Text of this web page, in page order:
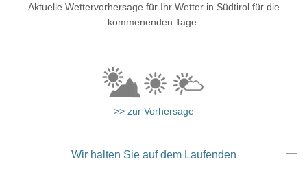
Aktuelle Wettervorhersage für Ihr Wetter in Südtirol für die
kommenenden Tage.
>> zur Vorhersage
Wir halten Sie auf dem Laufenden